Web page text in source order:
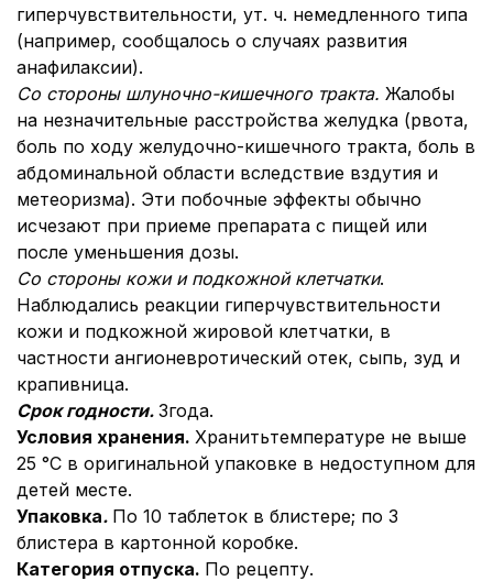
гиперчувствительности, ут. ч. немедленного типа
(например, сообщалось о случаях развития
анафилаксии).
Со стороны шлуночно-кишечного тракта. Жалобы
на незначительные расстройства желудка (рвота,
боль по ходу желудочно-кишечного тракта, боль в
абдоминальной области вследствие вздутия и
метеоризма). Эти побочные эффекты обычно
исчезают при приеме препарата с пищей или
после уменьшения дозы.
Со стороны кожи и подкожной клетчатки.
Наблюдались реакции гиперчувствительности
кожи и подкожной жировой клетчатки, в
частности ангионевротический отек, сыпь, зуд и
крапивница.
Срок годности. 3года.
Условия хранения. Хранитьтемпературе не выше
25 °С в оригинальной упаковке в недоступном для
детей месте.
Упаковка. По 10 таблеток в блистере; по 3
блистера в картонной коробке.
Категория отпуска. По рецепту.